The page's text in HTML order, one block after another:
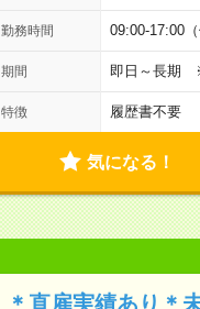
勤務時間 09:00-17:00
期間 即日～長期
特徴 履歴書不要
気になる！
＊直雇実績あり＊